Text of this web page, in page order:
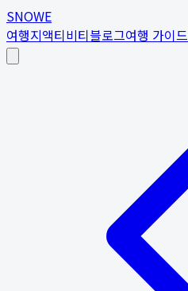
SNOWE
여행지액티비티블로그여행 가이드